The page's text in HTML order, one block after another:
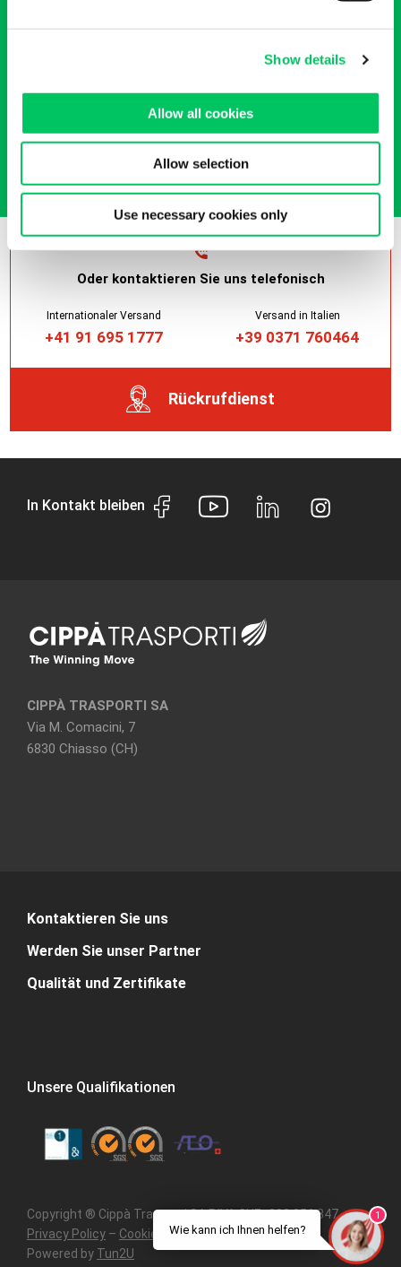
Show details
Allow all cookies
Allow selection
Use necessary cookies only
Wünschen Sie ein Angebot zu
Transportdienstleistungen?
Jetzt anfragen
Oder kontaktieren Sie uns telefonisch
Internationaler Versand
+41 91 695 1777
Versand in Italien
+39 0371 760464
Rückrufdienst
In Kontakt bleiben
CIPPÀ TRASPORTI SA
Via M. Comacini, 7
6830 Chiasso (CH)
Kontaktieren Sie uns
Werden Sie unser Partner
Qualität und Zertifikate
Unsere Qualifikationen
Copyright ® Cippà Trasporti SA P.IVA CHE- 308.356.347 –
Privacy Policy – Cookie Policy–Karte der Website
–
Powered by Tun2U
Wie kann ich Ihnen helfen?
1